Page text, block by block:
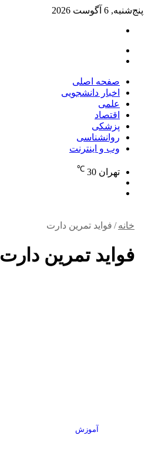
پنج‌شنبه, 6 آگوست 2026
صفحه اصلی
اخبار دانشجویی
علمی
اقتصاد
پزشکی
روانشناسی
وب و اینترنت
تهران 30
℃
خانه / فواید تمرین دارت
فواید تمرین دارت
آموزش